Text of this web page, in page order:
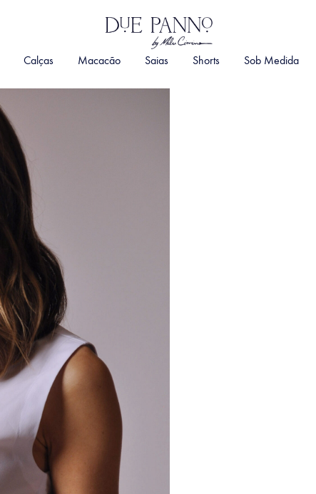
DuePanno
By
Calças Macacão Saias Shorts Sob Medida